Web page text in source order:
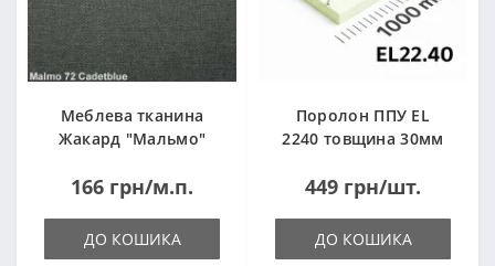
Меблева тканина
Жакард "Мальмо"
166 грн/м.п.
ДО КОШИКА
Поролон ППУ EL
2240 товщина 30мм
(1000x2000мм)
449 грн/шт.
ДО КОШИКА